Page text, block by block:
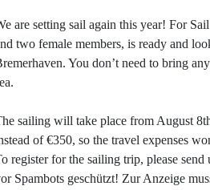
are setting sail again this year! For
two female members, is ready and
You don’t need to bring
sailing will take place from August
of €350, so the travel expenses
register for the sailing trip, please
Spambots geschützt! Zur Anzeige